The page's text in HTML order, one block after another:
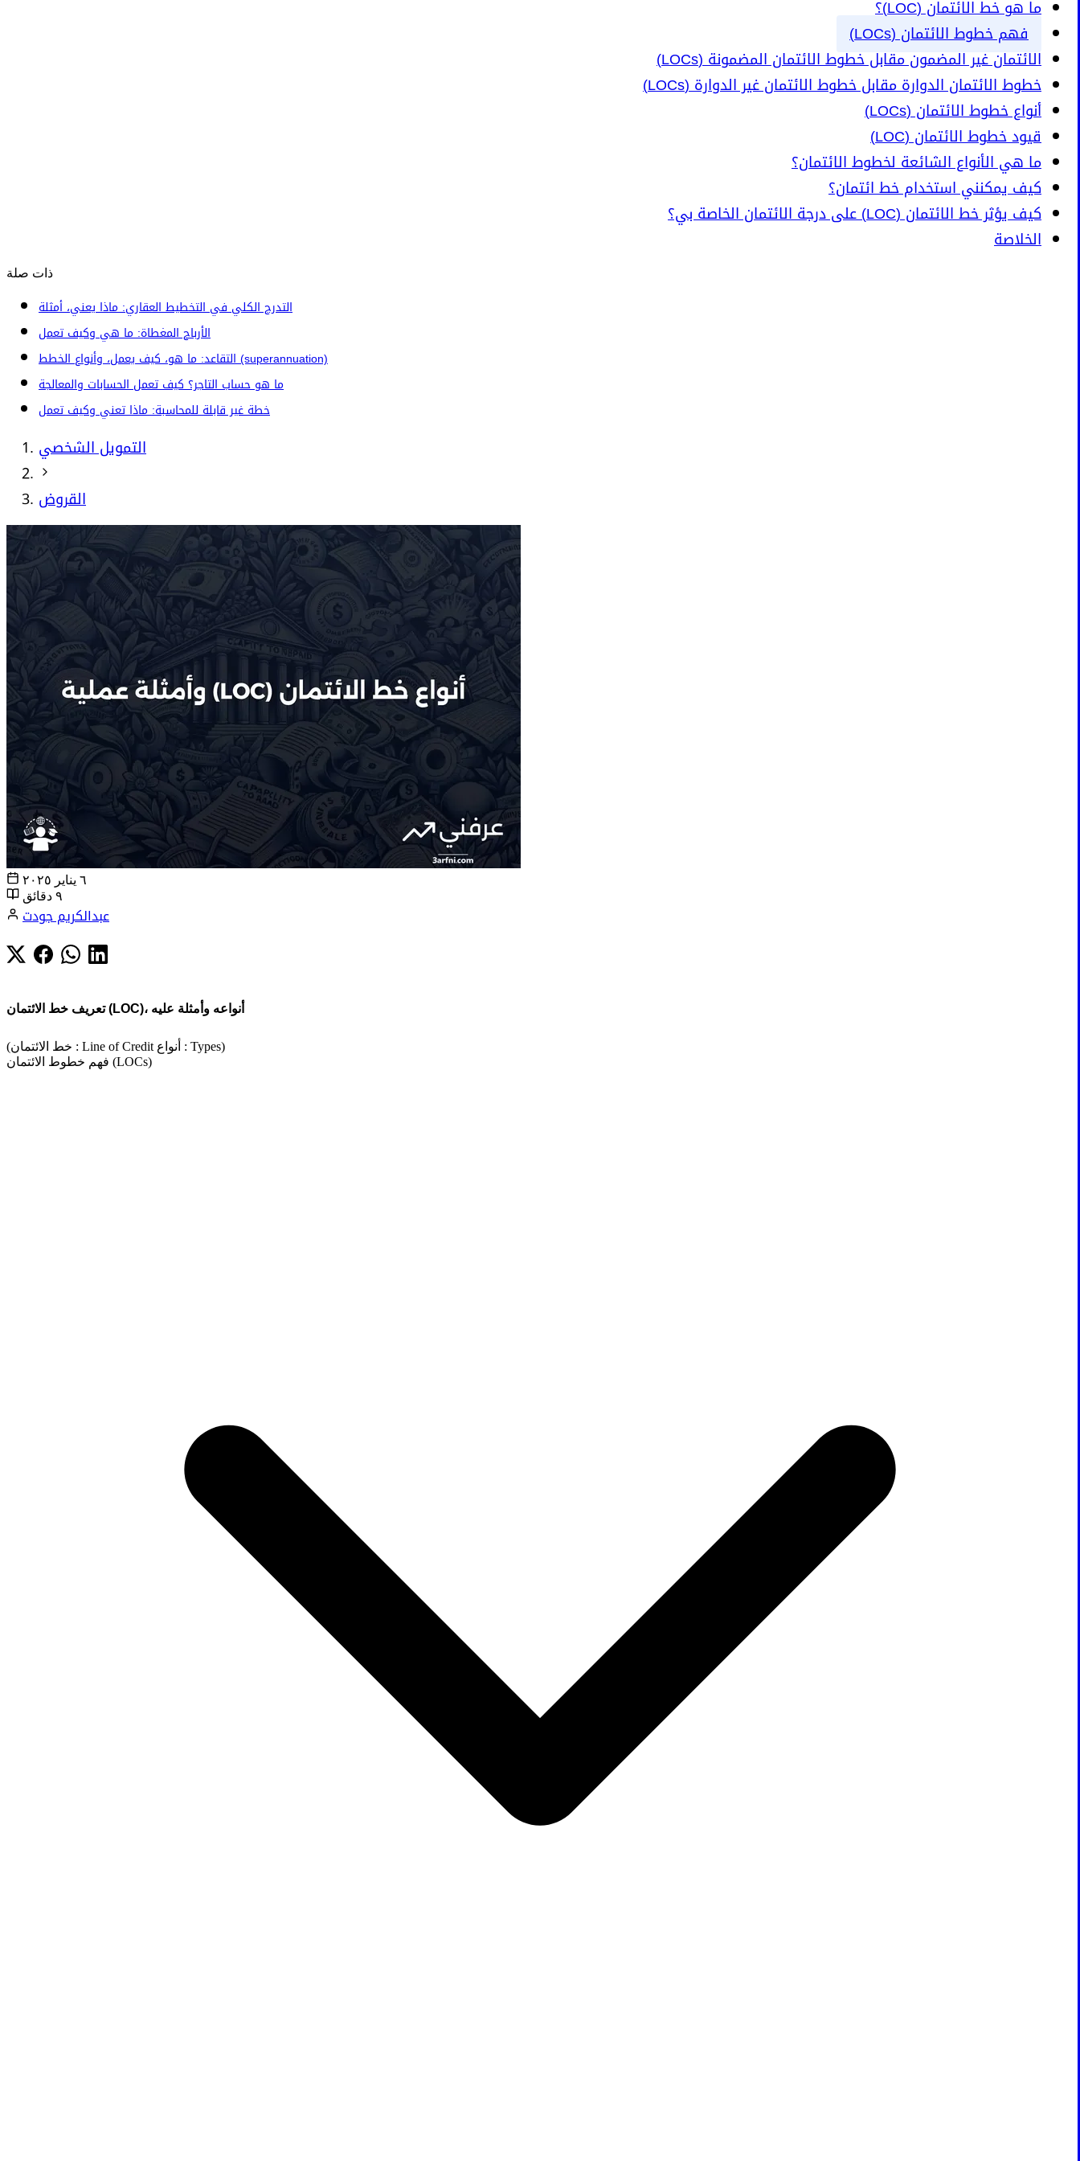
ما هو خط الائتمان (LOC)؟
فهم خطوط الائتمان (LOCs)
الائتمان غير المضمون مقابل خطوط الائتمان المضمونة (LOCs)
خطوط الائتمان الدوارة مقابل خطوط الائتمان غير الدوارة (LOCs)
أنواع خطوط الائتمان (LOCs)
قيود خطوط الائتمان (LOC)
ما هي الأنواع الشائعة لخطوط الائتمان؟
كيف يمكنني استخدام خط ائتمان؟
كيف يؤثر خط الائتمان (LOC) على درجة الائتمان الخاصة بي؟
الخلاصة
ذات صلة
التدرج الكلي في التخطيط العقاري: ماذا يعني، أمثلة
الأرباح المغطاة: ما هي وكيف تعمل
التقاعد: ما هو، كيف يعمل، وأنواع الخطط (superannuation)
ما هو حساب التاجر؟ كيف تعمل الحسابات والمعالجة
خطة غير قابلة للمحاسبة: ماذا تعني وكيف تعمل
التمويل الشخصي
القروض
٦ يناير ٢٠٢٥
٩ دقائق
عبدالكريم جودت
تعريف خط الائتمان (LOC)، أنواعه وأمثلة عليه
(خط الائتمان : Line of Credit أنواع : Types)
فهم خطوط الائتمان (LOCs)